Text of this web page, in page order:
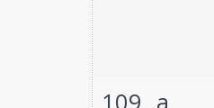
Fiche détaillée
109 .a